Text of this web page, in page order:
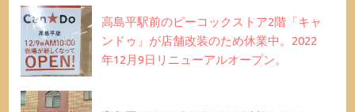
高島平駅前のピーコックストア2階「キャ
ンドゥ」が店舗改装のため休業中。2022
年12月9日リニューアルオープン。